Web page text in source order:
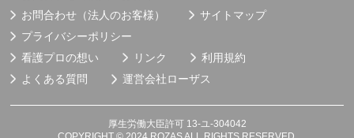
お問合わせ（法人のお客様）
サイトマップ
プライバシーポリシー
看護プロの想い
リンク
利用規約
よくある質問
運営会社ローザス
厚生労働大臣許可 13-ユ-304042